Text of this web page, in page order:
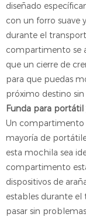
diseñado
con un forro suave
durante el
compartimento se
que un cierre de
para que puedas
próximo destino
Funda para portátil
Un compartimento
mayoría de
esta mochila sea
compartimento
dispositivos de
estables durante
pasar sin